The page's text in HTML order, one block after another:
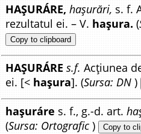
HAȘURÁRE, hașurări, s. f.
rezultatul ei. – V. hașura. (
Copy to clipboard
HAȘURÁRE s.f. Acțiunea
ei. [< hașura]. (Sursa: DN )
hașuráre s. f., g.-d. art.
(Sursa: Ortografic ) Copy to